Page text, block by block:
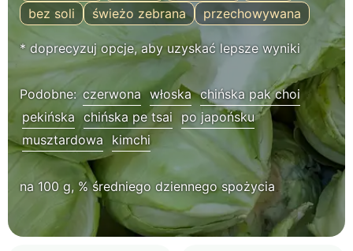
bez soli
świeżo zebrana przechowywana
* doprecyzuj opcje, aby uzyskać lepsze wyniki
Podobne: czerwona włoska chińska pak choi
pekińska chińska pe tsai po japońsku
musztardowa kimchi
na 100 g, % średniego dziennego spożycia